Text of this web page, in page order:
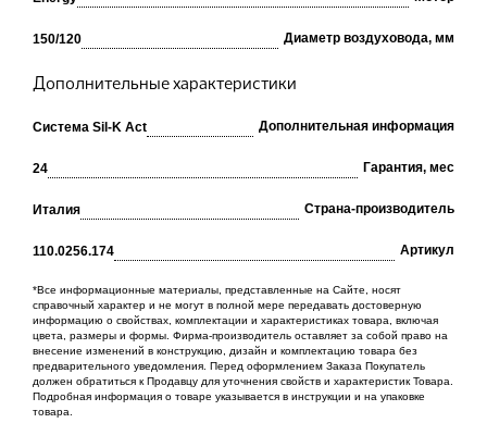
150/120 Диаметр воздуховода, мм
Дополнительные характеристики
Система Sil-K Act Дополнительная информация
24 Гарантия, мес
Италия Cтрана-производитель
110.0256.174 Артикул
*Все информационные материалы, представленные на Сайте, носят
справочный характер и не могут в полной мере передавать достоверную
информацию о свойствах, комплектации и характеристиках товара, включая
цвета, размеры и формы. Фирма-производитель оставляет за собой право на
внесение изменений в конструкцию, дизайн и комплектацию товара без
предварительного уведомления. Перед оформлением Заказа Покупатель
должен обратиться к Продавцу для уточнения свойств и характеристик Товара.
Подробная информация о товаре указывается в инструкции и на упаковке
товара.